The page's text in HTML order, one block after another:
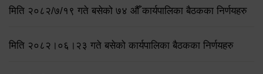
मिति २०८२/७/१९ गते बसेको ७४ औँ कार्यपालिका बैठकका निर्णयहरु
मिति २०८२।०६।२३ गते बसेको कार्यपालिका बैठकका निर्णयहरु